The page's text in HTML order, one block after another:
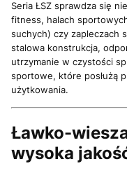
Seria ŁSZ sprawdza się
fitness, halach
suchych) czy zapleczach
stalowa konstrukcja,
utrzymanie w czystości
sportowe, które posłużą
użytkowania.
Ławko-
wysoka